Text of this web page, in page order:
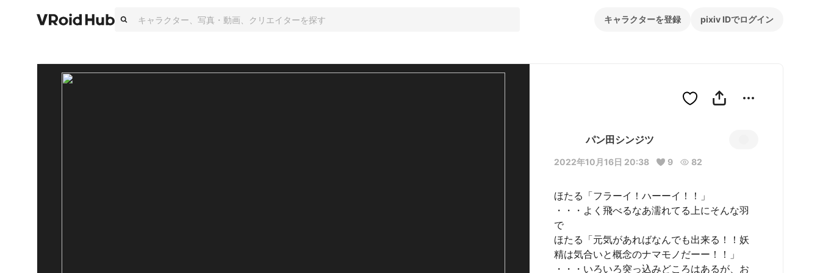
キャラクターを登録 pixiv IDでログイン
パン田シンジツ
2022年10月16日 20:38 9 82
ほたる「フラーイ！ハーーイ！！」
・・・よく飛べるなあ濡れてる上にそんな羽
で
ほたる「元気があればなんでも出来る！！妖
精は気合いと概念のナマモノだーー！！」
・・・いろいろ突っ込みどころはあるが、お